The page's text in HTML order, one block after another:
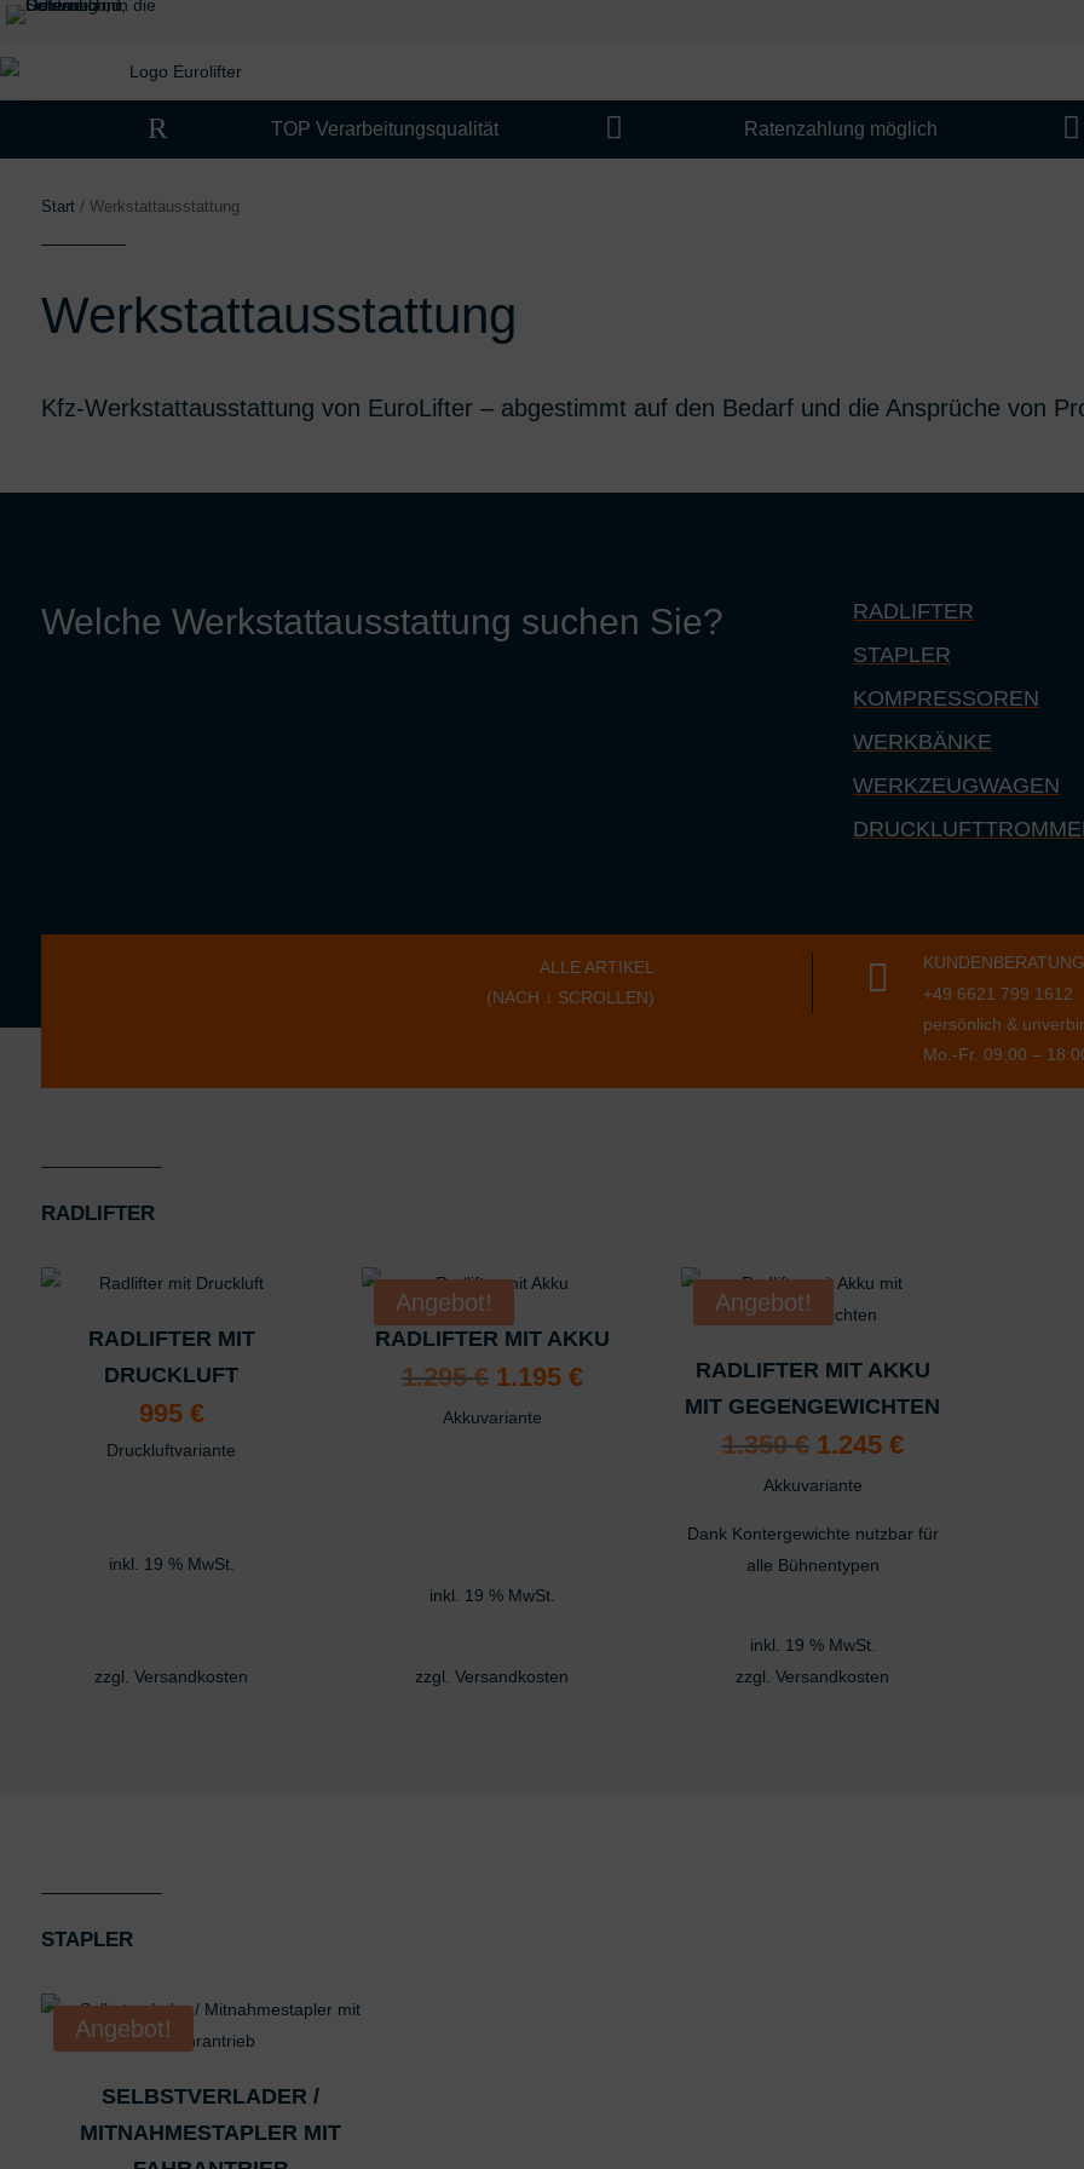
R TOP Verarbeitungsqualität  Ratenzahlung möglich 
Start/ Werkstattausstattung
Werkstatt­ausstattung
Kfz-Werkstattausstattung von EuroLifter – abgestimmt auf den Bedarf und die Ansprüche von
Welche Werkstatt­ausstattung suchen Sie?
RADLIFTER
STAPLER
KOMPRESSOREN
WERKBÄNKE
WERKZEUGWAGEN
ALLE ARTIKEL
(NACH ↓ SCROLLEN)

KUNDENBERATUNG
+49 6621 799 1612
persönlich &
Mo.-Fr. 09:00 –
RADLIFTER
RADLIFTER MIT
DRUCKLUFT
995 €
Druckluftvariante
inkl. 19 % MwSt.
zzgl.Versandkosten
Angebot!
RADLIFTER MIT AKKU
1.295€ Ursprünglicher
Preis
war:
1.295 €
1.195 €Aktueller
Preis
Akkuvariante
inkl. 19 % MwSt.
zzgl.Versandkosten
Angebot!
RADLIFTER MIT AKKU
MIT GEGENGEWICHTEN
1.350€ Ursprünglicher
Preis
war:
1.350 €
1.245 €Aktueller
Preis
Akkuvariante
Dank Kontergewichte nutzbar für
alle Bühnentypen
inkl. 19 % MwSt.
zzgl.Versandkosten
STAPLER
Angebot!
SELBSTVERLADER /
MITNAHMESTAPLER MIT